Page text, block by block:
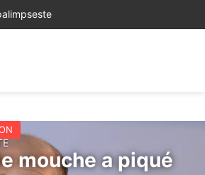
mouche a piqué